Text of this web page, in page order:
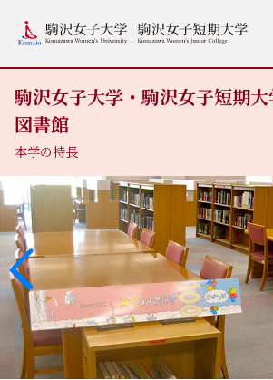
駒沢女子大学・駒沢女子短期
図書館
本学の特長